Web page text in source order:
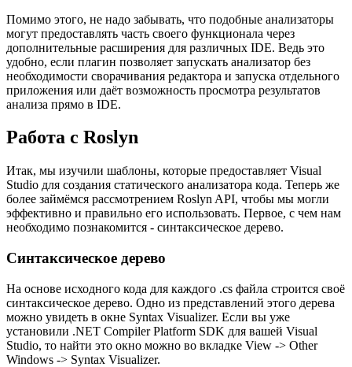
Помимо этого, не надо забывать, что подобные анализаторы
могут предоставлять часть своего функционала через
дополнительные расширения для различных IDE. Ведь это
удобно, если плагин позволяет запускать анализатор без
необходимости сворачивания редактора и запуска отдельного
приложения или даёт возможность просмотра результатов
анализа прямо в IDE.
Работа с Roslyn
Итак, мы изучили шаблоны, которые предоставляет Visual
Studio для создания статического анализатора кода. Теперь же
более займёмся рассмотрением Roslyn API, чтобы мы могли
эффективно и правильно его использовать. Первое, с чем нам
необходимо познакомится - синтаксическое дерево.
Синтаксическое дерево
На основе исходного кода для каждого .cs файла строится своё
синтаксическое дерево. Одно из представлений этого дерева
можно увидеть в окне Syntax Visualizer. Если вы уже
установили .NET Compiler Platform SDK для вашей Visual
Studio, то найти это окно можно во вкладке View -> Other
Windows -> Syntax Visualizer.